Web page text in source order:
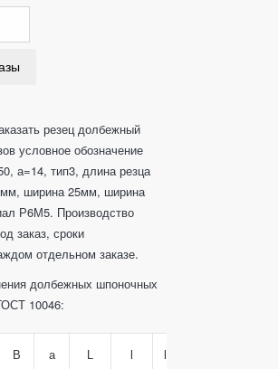
резец долбежный
условное обозначение
а=14, тип3, длина резца
ширина 25мм, ширина
Р6М5. Производство
заказ, сроки
отдельном заказе.
долбежных шпоночных
10046:
B a